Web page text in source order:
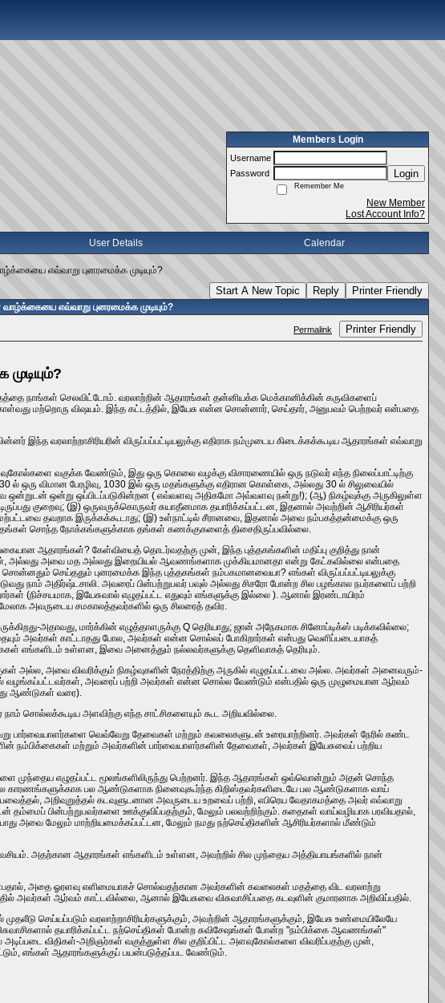
Members Login
Username
Password
Login
Remember Me
New Member
Lost Account Info?
User Details Calendar
எவ்வாறு புனரமைக்க முடியும்?
Start A New Topic Reply Printer Friendly
எவ்வாறு புனரமைக்க முடியும்?
Permalink Printer Friendly
நாங்கள் செலவிட்டோம். வரலாற்றின் ஆதாரங்கள் தன்னியக்க மெக்கானிக்கின் கருவிகளைப்
மற்றொரு விஷயம். இந்த கட்டத்தில், இயேசு என்ன சொன்னார், செய்தார், அனுபவம் பெற்றவர் என்பதை
வரலாற்றாசிரியரின் விருப்பப்பட்டியலுக்கு எதிராக நம்முடைய கிடைக்கக்கூடிய ஆதாரங்கள் எவ்வாறு
வகுக்க வேண்டும், இது ஒரு கொலை வழக்கு விசாரணையில் ஒரு நடுவர் எந்த நிலைப்பாட்டிற்கு
ஒரு விமான பேரழிவு, 1030 இல் ஒரு மதங்களுக்கு எதிரான கொள்கை, அல்லது 30 ல் சிலுவையில்
ஒன்று ஒப்பிடப்படுகின்றன ( எவ்வளவு அதிகமோ அவ்வளவு நன்று!); (ஆ) நிகழ்வுக்கு அருகிலுள்ள
குறைவு; (இ) ஒருவருக்கொருவர் சுயாதீனமாக தயாரிக்கப்பட்டன, இதனால் அவற்றின் ஆசிரியர்கள்
தவறாக இருக்கக்கூடாது; (இ) உள்நாட்டில் சீரானவை, இதனால் அவை நம்பகத்தன்மைக்கு ஒரு
சொந்த நோக்கங்களுக்காக தங்கள் கணக்குகளைத் திசைதிருப்பவில்லை.
ஆதாரங்கள்? கேள்வியைத் தொடர்வதற்கு முன், இந்த புத்தகங்களின் மதிப்பு குறித்து நான்
அல்லது அவை மத அல்லது இறையியல் ஆவணங்களாக முக்கியமானதா என்று கேட்கவில்லை என்பதை
சொன்னதும் செய்ததும் புனரமைக்க இந்த புத்தகங்கள் நம்பகமானவையா? எங்கள் விருப்பப்பட்டியலுக்கு
நாம் அதிர்ஷ்டசாலி. அவரைப் பின்பற்றுபவர் பவுல் அல்லது சிசரோ போன்ற சில பழங்கால நபர்களைப் பற்றி
(நிச்சயமாக, இயேசுவால் எழுதப்பட்ட எதுவும் எங்களுக்கு இல்லை ). ஆனால் இரண்டாயிரம்
அவருடைய சமகாலத்தவர்களில் ஒரு சிலரைத் தவிர.
அதாவது, மார்க்கின் எழுத்தாளருக்கு Q தெரியாது; ஜான் அநேகமாக சினோப்டிக்ஸ் படிக்கவில்லை;
அவர்கள் காட்டாதது போல, அவர்கள் என்ன சொல்லப் போகிறார்கள் என்பது வெளிப்படையாகத்
எங்களிடம் உள்ளன, இவை அனைத்தும் நல்லவர்களுக்கு தெளிவாகத் தெரியும்.
அல்ல, அவை விவரிக்கும் நிகழ்வுகளின் நேரத்திற்கு அருகில் எழுதப்பட்டவை அல்ல. அவர்கள் அனைவரும்-
வழங்கப்பட்டவர்கள், அவரைப் பற்றி அவர்கள் என்ன சொல்ல வேண்டும் என்பதில் ஒரு முழுமையான ஆர்வம்
ஆண்டுகள் வரை).
சொல்லக்கூடிய அளவிற்கு எந்த சாட்சிகளையும் கூட அறியவில்லை.
பார்வையாளர்களை வெவ்வேறு தேவைகள் மற்றும் கவலைகளுடன் உரையாற்றினர். அவர்கள் நேரில் கண்ட
நம்பிக்கைகள் மற்றும் அவர்களின் பார்வையாளர்களின் தேவைகள், அவர்கள் இயேசுவைப் பற்றிய
முந்தைய எழுதப்பட்ட மூலங்களிலிருந்து பெற்றனர். இந்த ஆதாரங்கள் ஒவ்வொன்றும் அதன் சொந்த
காரணங்களுக்காக பல ஆண்டுகளாக நினைவுகூர்ந்த கிறிஸ்தவர்களிடையே பல ஆண்டுகளாக வாய்
அறிவுறுத்தல் கடவுளுடனான அவருடைய உறவைப் பற்றி, எபிரெய வேதாகமத்தை அவர் எவ்வாறு
பின்பற்றுபவர்களை ஊக்குவிப்பதற்கும், மேலும் பலவற்றிற்கும். கதைகள் வாய்வழியாக பரவியதால்,
மேலும் மாற்றியமைக்கப்பட்டன, மேலும் நமது நற்செய்திகளின் ஆசிரியர்களால் மீண்டும்
அதற்கான ஆதாரங்கள் எங்களிடம் உள்ளன, அவற்றில் சில முந்தைய அத்தியாயங்களில் நான்
அதை ஓரளவு எளிமையாகச் சொல்வதற்கான அவர்களின் கவலைகள் மதத்தை விட வரலாற்று
ஆர்வம் காட்டவில்லை, ஆனால் இயேசுவை விசுவாசிப்பதை கடவுளின் குமாரனாக அறிவிப்பதில்.
செய்யப்படும் வரலாற்றாசிரியர்களுக்கும், அவற்றின் ஆதாரங்களுக்கும், இயேசு உண்மையிலேயே
தயாரிக்கப்பட்ட நற்செய்திகள் போன்ற சுவிசேஷங்கள் போன்ற "நம்பிக்கை ஆவணங்கள்"
விதிகள்-அறிஞர்கள் வகுத்துள்ள சில குறிப்பிட்ட அளவுகோல்களை விவரிப்பதற்கு முன்,
எங்கள் ஆதாரங்களுக்குப் பயன்படுத்தப்பட வேண்டும்.